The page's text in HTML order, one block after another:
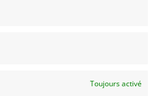
Toujours activé